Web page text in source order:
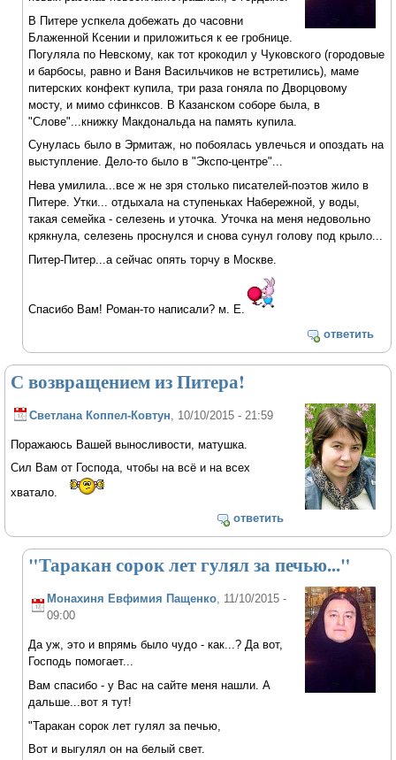
В Питере успкела добежать до часовни
Блаженной Ксении и приложиться к ее гробнице.
Погуляла по Невскому, как тот крокодил у Чуковского (городовые
и барбосы, равно и Ваня Васильчиков не встретились), маме
питерских конфект купила, три раза гоняла по Дворцовому
мосту, и мимо сфинксов. В Казанском соборе была, в
"Слове"...книжку Макдональда на память купила.
Сунулась было в Эрмитаж, но побоялась увлечься и опоздать на
выступление. Дело-то было в "Экспо-центре"...
Нева умилила...все ж не зря столько писателей-поэтов жило в
Питере. Утки... отдыхала на ступеньках Набережной, у воды,
такая семейка - селезень и уточка. Уточка на меня недовольно
крякнула, селезень проснулся и снова сунул голову под крыло...
Питер-Питер...а сейчас опять торчу в Москве.
Спасибо Вам! Роман-то написали? м. Е.
ответить
С возвращением из Питера!
Светлана Коппел-Ковтун , 10/10/2015 - 21:59
Поражаюсь Вашей выносливости, матушка.
Сил Вам от Господа, чтобы на всё и на всех
хватало.
ответить
"Таракан сорок лет гулял за печью..."
Монахиня Евфимия Пащенко, 11/10/2015 -
09:00
Да уж, это и впрямь было чудо - как...? Да вот,
Господь помогает...
Вам спасибо - у Вас на сайте меня нашли. А
дальше...вот я тут!
"Таракан сорок лет гулял за печью,
Вот и выгулял он на белый свет.